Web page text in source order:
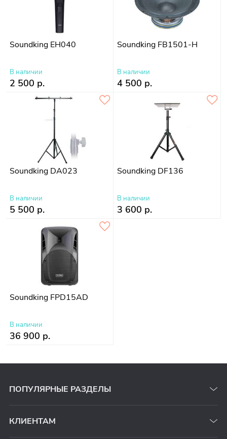
Soundking EH040
В наличии
2 500 р.
Soundking FB1501-H
В наличии
4 500 р.
Soundking DA023
В наличии
5 500 р.
Soundking DF136
В наличии
3 600 р.
Soundking FPD15AD
В наличии
36 900 р.
ПОПУЛЯРНЫЕ РАЗДЕЛЫ
КЛИЕНТАМ